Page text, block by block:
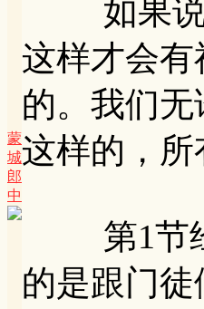
蒙
城
郎
中
如果说这
这样才会
的。我们
这样的，
第1节经
的是跟门